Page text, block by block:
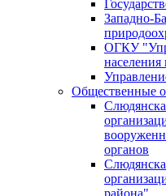
Западно-
ОГКУ
Общественные
органов
района"